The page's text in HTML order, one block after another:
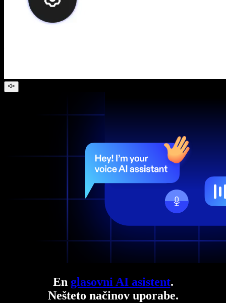
En glasovni AI asistent.
Nešteto načinov uporabe.